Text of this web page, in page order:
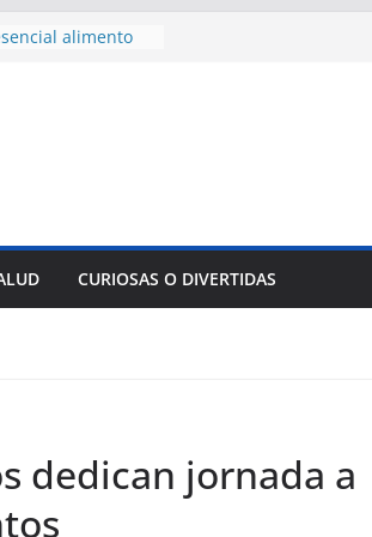
alimento
cerco de
para importar
la movilidad
en LaCURIOSAS O DIVERTIDAS
dedican jornada a